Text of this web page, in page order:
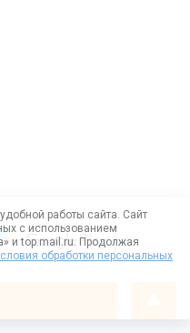
работы сайта. Сайт
с использованием
и top.mail.ru. Продолжая
обработки персональных